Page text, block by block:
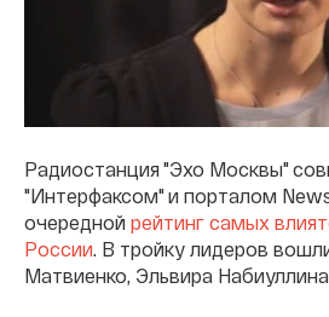
Радиостанция "Эхо Москвы"
"Интерфаксом" и порталом
очередной рейтинг самых
России . В тройку лидеров
Матвиенко, Эльвира